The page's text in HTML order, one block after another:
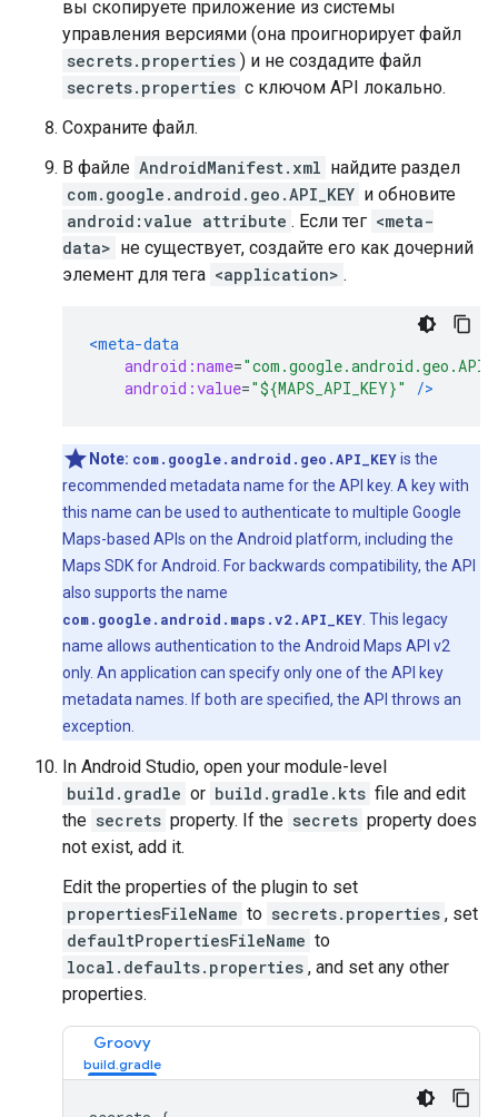
вы скопируете приложение из системы
управления версиями (она проигнорирует файл
secrets.properties ) и не создадите файл
secrets.properties с ключом API локально.
Сохраните файл.
В файле AndroidManifest.xml найдите раздел
com.google.android.geo.API_KEY и обновите
android:value attribute . Если тег <meta-
data> не существует, создайте его как дочерний
элемент для тега <application> .
<meta-data
android:name=
android:value="${MAPS_API_KEY}" />
Note: com.google.android.geo.API_KEYis the
recommended metadata name for the API key. A key with
this name can be used to authenticate to multiple Google
Maps-based APIs on the Android platform, including the
Maps SDK for Android. For backwards compatibility, the API
also supports the name
com.google.android.maps.v2.API_KEY . This legacy
name allows authentication to the Android Maps API v2
only. An application can specify only one of the API key
metadata names. If both are specified, the API throws an
exception.
In Android Studio, open your module-level
build.gradle or build.gradle.kts file and edit
the secrets property. If the secrets property does
not exist, add it.
Edit the properties of the plugin to set
propertiesFileName to secrets.properties , set
defaultPropertiesFileName to
local.defaults.properties , and set any other
properties.
Groovy